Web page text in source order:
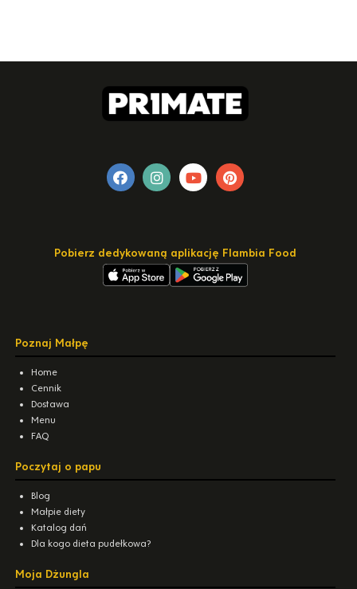
Pobierz dedykowaną aplikację Flambia Food
Poznaj Małpę
Home
Cennik
Dostawa
Menu
FAQ
Poczytaj o papu
Blog
Małpie diety
Katalog dań
Dla kogo dieta pudełkowa?
Moja Dżungla